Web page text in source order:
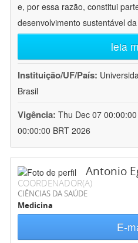
e, por essa razão, constitui
desenvolvimento sustentável
leia
Instituição/UF/País:
Brasil
Vigência: Thu Dec 07
00:00:00 BRT 2026
Antonio
COORDENADOR(A)
CIÊNCIAS DA SAÚDE
Medicina
E-